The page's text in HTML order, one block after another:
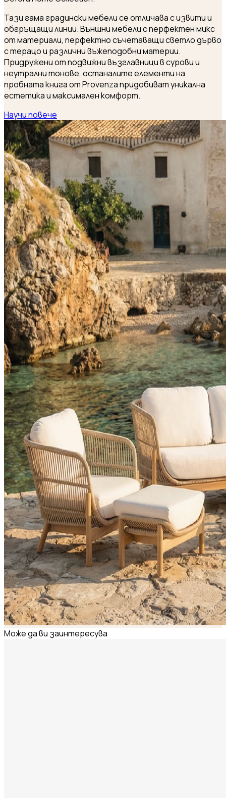
Тази гама градински мебели се отличава с извити и
обгръщащи линии. Външни мебели с перфектен микс
от материали, перфектно съчетаващи светло дърво
с терацо и различни въжеподобни материи.
Придружени от подвижни възглавници в сурови и
неутрални тонове, останалите елементи на
пробната книга от Provenza придобиват уникална
естетика и максимален комфорт.
Научи повече
Може да ви заинтересува